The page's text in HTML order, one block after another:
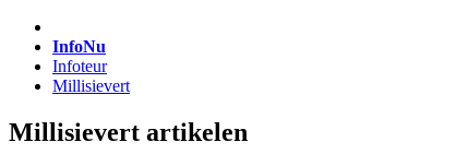
InfoNu
Infoteur
Millisievert
Millisievert artikelen